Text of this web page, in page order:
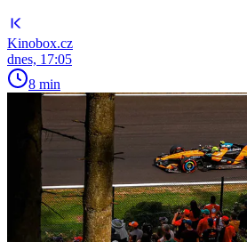
Kinobox.cz
dnes, 17:05
8 min